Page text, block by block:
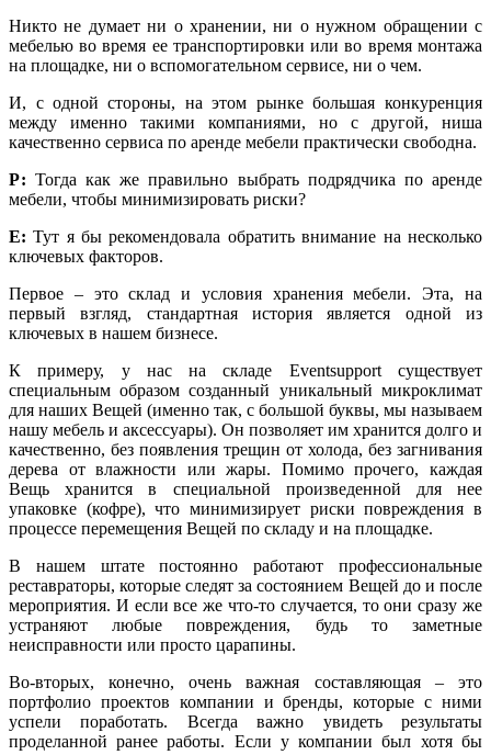
Никто не думает ни о хранении, ни о нужном обращении с
мебелью во время ее транспортировки или во время монтажа
на площадке, ни о вспомогательном сервисе, ни о чем.
И, с одной стороны, на этом рынке большая конкуренция
между именно такими компаниями, но с другой, ниша
качественно сервиса по аренде мебели практически свободна.
Р: Тогда как же правильно выбрать подрядчика по аренде
мебели, чтобы минимизировать риски?
Е: Тут я бы рекомендовала обратить внимание на несколько
ключевых факторов.
Первое – это склад и условия хранения мебели. Эта, на
первый взгляд, стандартная история является одной из
ключевых в нашем бизнесе.
К примеру, у нас на складе Eventsupport существует
специальным образом созданный уникальный микроклимат
для наших Вещей (именно так, с большой буквы, мы называем
нашу мебель и аксессуары). Он позволяет им хранится долго и
качественно, без появления трещин от холода, без загнивания
дерева от влажности или жары. Помимо прочего, каждая
Вещь хранится в специальной произведенной для нее
упаковке (кофре), что минимизирует риски повреждения в
процессе перемещения Вещей по складу и на площадке.
В нашем штате постоянно работают профессиональные
реставраторы, которые следят за состоянием Вещей до и после
мероприятия. И если все же что-то случается, то они сразу же
устраняют любые повреждения, будь то заметные
неисправности или просто царапины.
Во-вторых, конечно, очень важная составляющая – это
портфолио проектов компании и бренды, которые с ними
успели поработать. Всегда важно увидеть результаты
проделанной ранее работы. Если у компании был хотя бы